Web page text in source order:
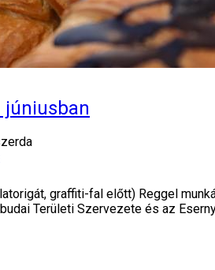
júniusban
graffiti-fal előtt) Reggel
Területi Szervezete és az